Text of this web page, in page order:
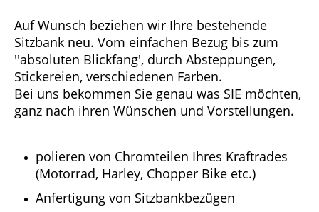
Auf Wunsch beziehen wir Ihre bestehende
Sitzbank neu. Vom einfachen Bezug bis zum
''absoluten Blickfang', durch Absteppungen,
Stickereien, verschiedenen Farben.
Bei uns bekommen Sie genau was SIE möchten,
ganz nach ihren Wünschen und Vorstellungen.
polieren von Chromteilen Ihres Kraftrades
(Motorrad, Harley, Chopper Bike etc.)
Anfertigung von Sitzbankbezügen